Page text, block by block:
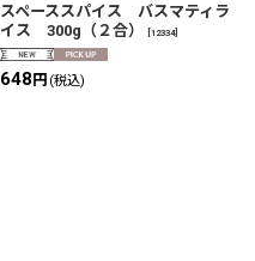
スペーススパイス バスマティラ
イス 300g（２合）
12334]
648円 (税込)